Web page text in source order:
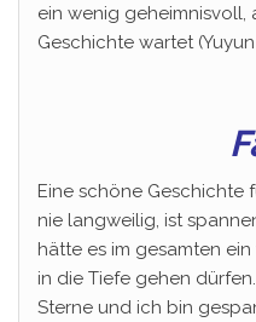
ein wenig
Geschichte wartet
Eine schöne Geschichte
nie langweilig, ist
hätte es im gesamten
in die Tiefe gehen
Sterne und ich bin